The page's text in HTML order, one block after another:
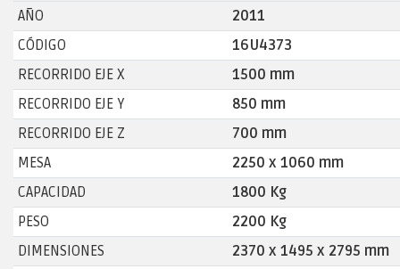
AÑO
2011
CÓDIGO
16U4373
RECORRIDO EJE X
1500 mm
RECORRIDO EJE Y
850 mm
RECORRIDO EJE Z
700 mm
MESA
2250 x 1060 mm
CAPACIDAD
1800 Kg
PESO
2200 Kg
DIMENSIONES
2370 x 1495 x 2795 mm